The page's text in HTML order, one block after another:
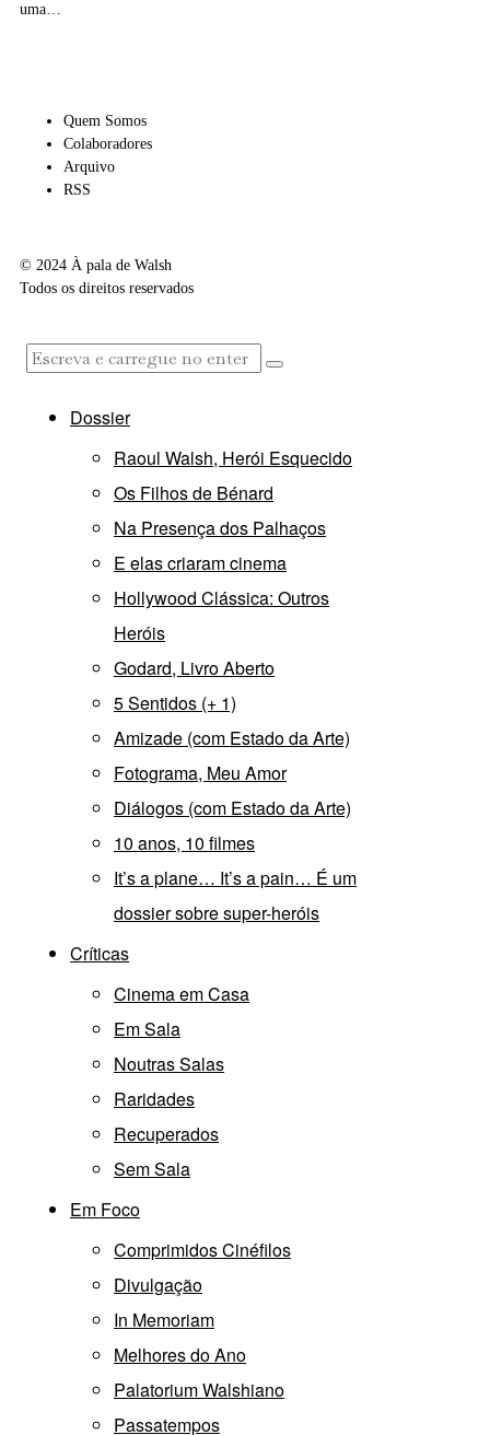
uma…
Quem Somos
Colaboradores
Arquivo
RSS
© 2024 À pala de Walsh
Todos os direitos reservados
Dossier
Raoul Walsh, Herói Esquecido
Os Filhos de Bénard
Na Presença dos Palhaços
E elas criaram cinema
Hollywood Clássica: Outros
Heróis
Godard, Livro Aberto
5 Sentidos (+ 1)
Amizade (com Estado da Arte)
Fotograma, Meu Amor
Diálogos (com Estado da Arte)
10 anos, 10 filmes
It’s a plane… It’s a pain… É um
dossier sobre super-heróis
Críticas
Cinema em Casa
Em Sala
Noutras Salas
Raridades
Recuperados
Sem Sala
Em Foco
Comprimidos Cinéfilos
Divulgação
In Memoriam
Melhores do Ano
Palatorium Walshiano
Passatempos